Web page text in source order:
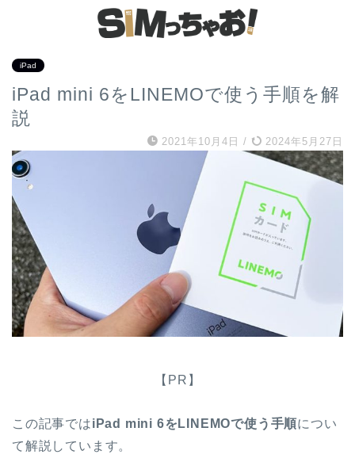
iPad
iPad mini 6をLINEMOで使う手順を解
説
2021年10月4日 / 2024年5月27日
【PR】
この記事ではiPad mini 6をLINEMOで使う手順につい
て解説しています。